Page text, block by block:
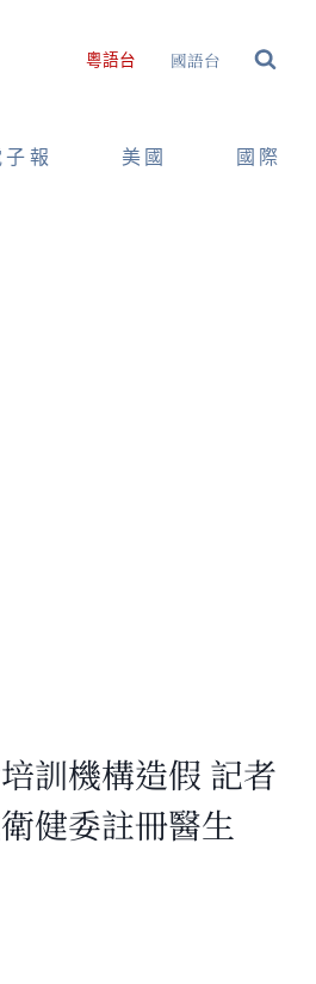
粵語台 國語台
子報 美國 國際
訓機構造假 記者
健委註冊醫生